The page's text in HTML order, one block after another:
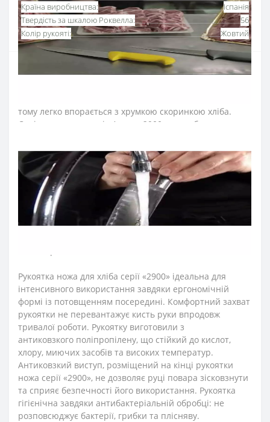
Країна виробництва:
Іспанія
Твердість за шкалою Роквелла:
56
Колір рукояті:
Жовтий
Ніж для хліба200 мм Аркос серії «2900» з
тому легко впорається з хрумкою скоринкою хліба.
Серію кухонних ножів Аркос «2900» розробили для
харчових виробництв.
Лезо ножа для хліба зубчастого виготовили з
ексклюзивної нержавіючої сталі NITRUM, що має
надвисоку ріжучу здатність, підвищену твердість та
корозостійкість. У результаті лезо ножа
затуплюється, не ржавіє, тому виріб має довгий термін
Рукоятка ножа для хліба серії «2900» ідеальна для
інтенсивного використання завдяки ергономічній
формі із потовщенням посередині. Комфортний захват
рукоятки не перевантажує кисть руки впродовж
тривалої роботи. Рукоятку виготовили з
антиковзкого поліпропілену, що стійкий до кислот,
хлору, миючих засобів та високих температур.
Антиковзкий виступ, розміщений на кінці рукоятки
ножа серії «2900», не дозволяє руці повара зісковзнути
та сприяє безпечності його використання. Рукоятка
гігієнічна завдяки антибактеріальній обробці: не
розповсюджує бактерії, грибки та плісняву.